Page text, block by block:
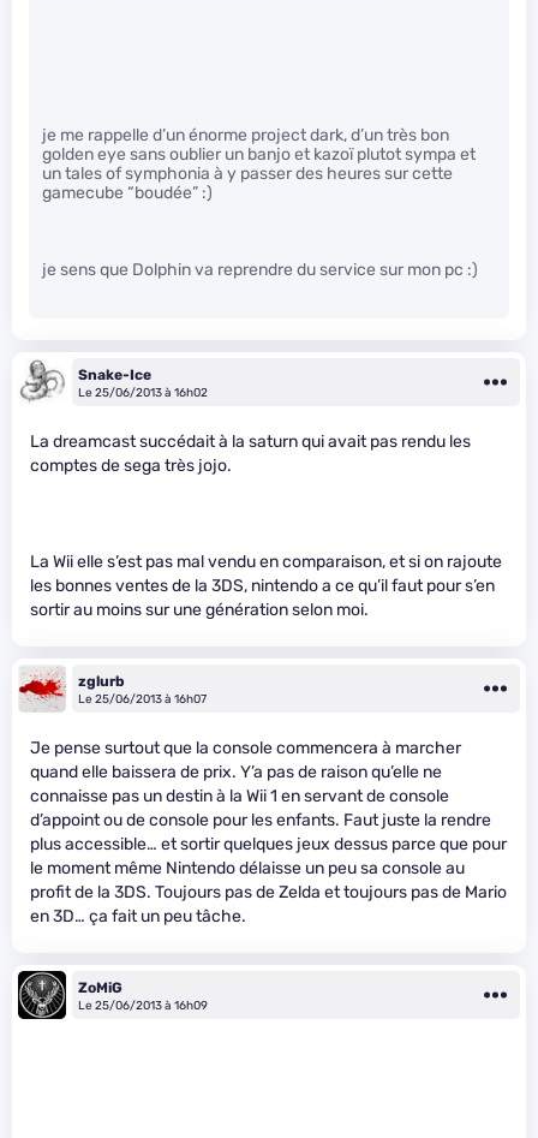
je me rappelle d’un énorme project dark, d’un très bon
golden eye sans oublier un banjo et kazoï plutot sympa et
un tales of symphonia à y passer des heures sur cette
gamecube “boudée” :)
je sens que Dolphin va reprendre du service sur mon pc :)
Snake-Ice
Le 25/06/2013 à 16h02
La dreamcast succédait à la saturn qui avait pas rendu les
comptes de sega très jojo.
La Wii elle s’est pas mal vendu en comparaison, et si on rajoute
les bonnes ventes de la 3DS, nintendo a ce qu’il faut pour s’en
sortir au moins sur une génération selon moi.
zglurb
Le 25/06/2013 à 16h07
Je pense surtout que la console commencera à marcher
quand elle baissera de prix. Y’a pas de raison qu’elle ne
connaisse pas un destin à la Wii 1 en servant de console
d’appoint ou de console pour les enfants. Faut juste la rendre
plus accessible… et sortir quelques jeux dessus parce que pour
le moment même Nintendo délaisse un peu sa console au
profit de la 3DS. Toujours pas de Zelda et toujours pas de Mario
en 3D… ça fait un peu tâche.
ZoMiG
Le 25/06/2013 à 16h09